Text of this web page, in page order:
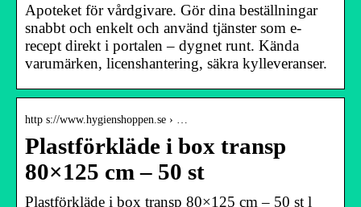
Apoteket för vårdgivare. Gör dina beställningar
snabbt och enkelt och använd tjänster som e-
recept direkt i portalen – dygnet runt. Kända
varumärken, licenshantering, säkra kylleveranser.
http s://www.hygienshoppen.se › …
Plastförkläde i box transp
80×125 cm – 50 st
Plastförkläde i box transp 80×125 cm – 50 st l